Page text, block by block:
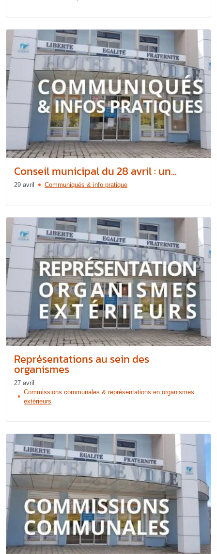
Conseil municipal du 28 avril : un...
29 avril Communiqués & info pratique
Représentations au sein des
organismes
27 avril
Commissions communales & représentations en organismes
extérieurs